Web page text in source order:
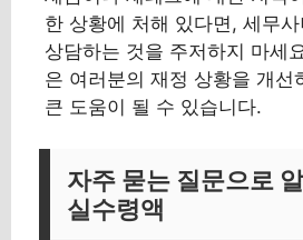
한 상황에 처해 있다면, 세무
상담하는 것을 주저하지 마세
은 여러분의 재정 상황을 개선
큰 도움이 될 수 있습니다.
자주 묻는 질문으로
실수령액